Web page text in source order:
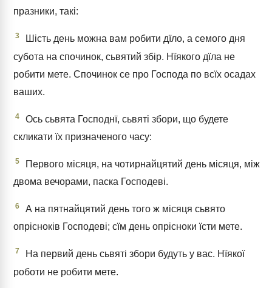
празники, такі:
3
Шість день можна вам робити дїло, а семого дня
субота на спочинок, сьвятий збір. Нїякого дїла не
робити мете. Спочинок се про Господа по всїх осадах
ваших.
4
Ось сьвята Господнї, сьвяті збори, що будете
скликати їх призначеного часу:
5
Первого місяця, на чотирнайцятий день місяця, між
двома вечорами, паска Господеві.
6
А на пятнайцятий день того ж місяця сьвято
опрісноків Господеві; сїм день опрісноки їсти мете.
7
На первий день сьвяті збори будуть у вас. Нїякої
роботи не робити мете.